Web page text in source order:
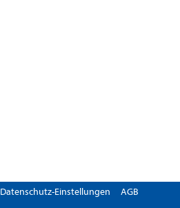
Datenschutz-Einstellungen AGB